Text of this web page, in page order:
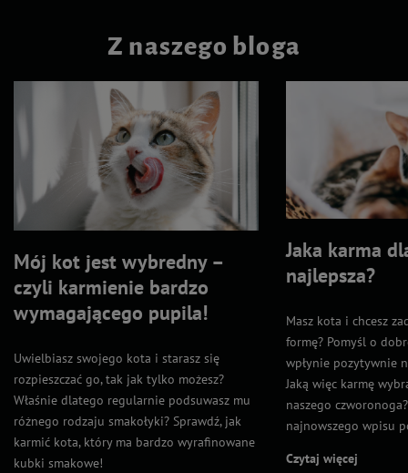
Z naszego bloga
Mój kot jest wybredny –
czyli karmienie bardzo
wymagającego pupila!
Uwielbiasz swojego kota i starasz się
rozpieszczać go, tak jak tylko możesz?
Właśnie dlatego regularnie podsuwasz mu
różnego rodzaju smakołyki? Sprawdź, jak
karmić kota, który ma bardzo wyrafinowane
kubki smakowe!
Jaka karma
najlepsza?
Masz kota i chcesz
formę? Pomyśl o
wpłynie pozytywnie
Jaką więc karmę
naszego
najnowszego wpisu
Czytaj więcej